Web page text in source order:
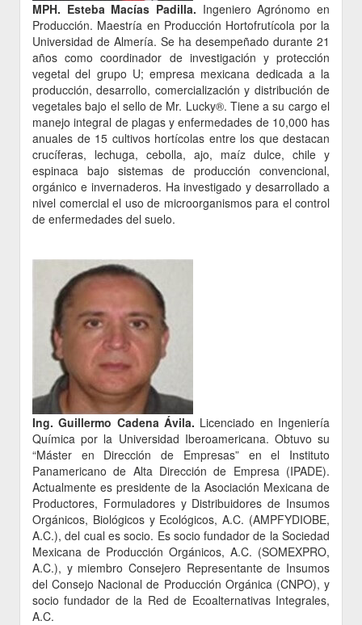
MPH. Esteba Macías Padilla. Ingeniero Agrónomo en
Producción. Maestría en Producción Hortofrutícola por la
Universidad de Almería. Se ha desempeñado durante 21
años como coordinador de investigación y protección
vegetal del grupo U; empresa mexicana dedicada a la
producción, desarrollo, comercialización y distribución de
vegetales bajo el sello de Mr. Lucky®. Tiene a su cargo el
manejo integral de plagas y enfermedades de 10,000 has
anuales de 15 cultivos hortícolas entre los que destacan
crucíferas, lechuga, cebolla, ajo, maíz dulce, chile y
espinaca bajo sistemas de producción convencional,
orgánico e invernaderos. Ha investigado y desarrollado a
nivel comercial el uso de microorganismos para el control
de enfermedades del suelo.
Ing. Guillermo Cadena Ávila. Licenciado en Ingeniería
Química por la Universidad Iberoamericana. Obtuvo su
“Máster en Dirección de Empresas” en el Instituto
Panamericano de Alta Dirección de Empresa (IPADE).
Actualmente es presidente de la Asociación Mexicana de
Productores, Formuladores y Distribuidores de Insumos
Orgánicos, Biológicos y Ecológicos, A.C. (AMPFYDIOBE,
A.C.), del cual es socio. Es socio fundador de la Sociedad
Mexicana de Producción Orgánicos, A.C. (SOMEXPRO,
A.C.), y miembro Consejero Representante de Insumos
del Consejo Nacional de Producción Orgánica (CNPO), y
socio fundador de la Red de Ecoalternativas Integrales,
A.C.